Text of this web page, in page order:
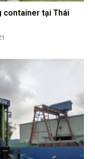
container tại Thái